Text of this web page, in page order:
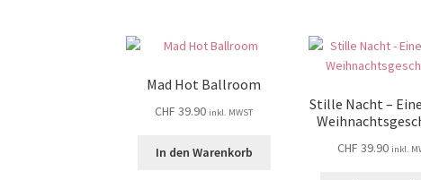
Mad Hot Ballroom
CHF 39.90 inkl. MWST
In den Warenkorb
Stille Nacht –
CHF 39.90 inkl.